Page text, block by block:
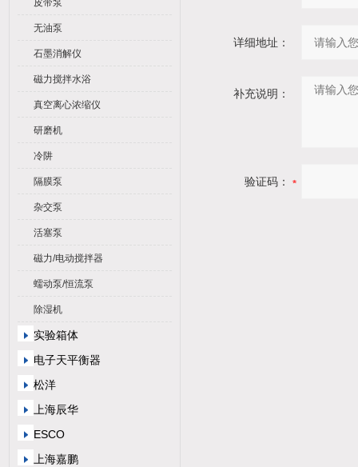
皮带泵
无油泵
石墨消解仪
磁力搅拌水浴
真空离心浓缩仪
研磨机
冷阱
隔膜泵
杂交泵
活塞泵
磁力/电动搅拌器
蠕动泵/恒流泵
除湿机
实验箱体
电子天平衡器
松洋
上海辰华
ESCO
上海嘉鹏
详细地址：
补充说明：
验证码：